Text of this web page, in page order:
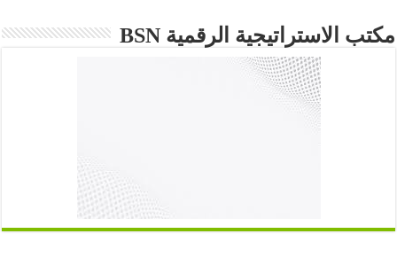
مكتب الاستراتيجية الرقمية BSN